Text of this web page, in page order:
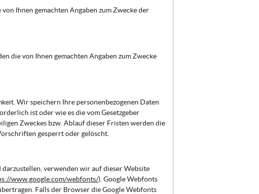
Ihnen gemachten Angaben zum Zwecke der
die von Ihnen gemachten Angaben zum Zwecke
Wir speichern Ihre personenbezogenen Daten
ist oder wie es die vom Gesetzgeber
Zweckes bzw. Ablauf dieser Fristen werden die
gesperrt oder gelöscht.
verwenden wir auf dieser Website
www.google.com/webfonts/). Google Webfonts
Falls der Browser die Google Webfonts